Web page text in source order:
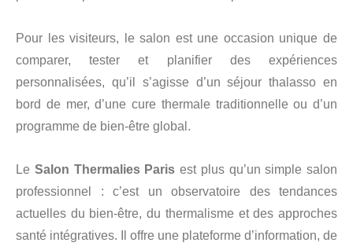
Pour les visiteurs, le salon est une occasion unique de
comparer, tester et planifier des expériences
personnalisées, qu’il s’agisse d’un séjour thalasso en
bord de mer, d’une cure thermale traditionnelle ou d’un
programme de bien-être global.
Le Salon Thermalies Paris est plus qu’un simple salon
professionnel : c’est un observatoire des tendances
actuelles du bien-être, du thermalisme et des approches
santé intégratives. Il offre une plateforme d’information, de